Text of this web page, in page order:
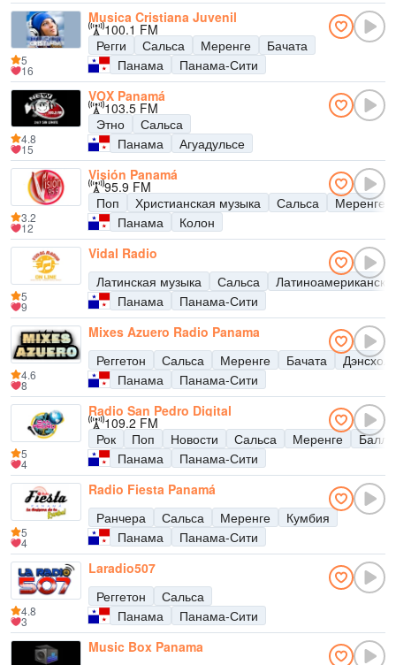
Musica Cristiana Juvenil
100.1 FM
Регги
Сальса Меренге
Бачата
Панама
Панама-Сити
5
16
VOX Panamá
103.5 FM
Этно
Сальса
Панама
Агуадульсе
4.8
15
Visión Panamá
95.9 FM
Поп
Христианская музыка Сальса
Меренге
Панама
Колон
3.2
12
Vidal Radio
Латинская музыка
Сальса
Панама
Панама-Сити
5
9
Mixes Azuero Radio Panama
Реггетон
Сальса Меренге Бачата
Панама
Панама-Сити
4.6
8
Radio San Pedro Digital
109.2 FM
Рок
Поп Новости Сальса Меренге
Панама
Панама-Сити
5
4
Radio Fiesta Panamá
Ранчера
Сальса Меренге
Кумбия
Панама
Панама-Сити
5
4
Laradio507
Реггетон
Сальса
Панама
Панама-Сити
4.8
3
Music Box Panama